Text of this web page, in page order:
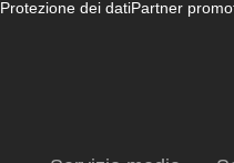
Protezione dei datiPartner